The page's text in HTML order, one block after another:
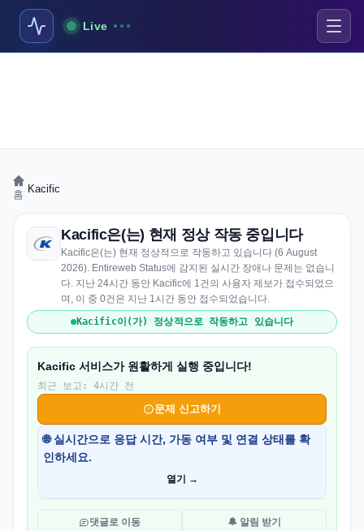
Live
홈 Kacific
Kacific은(는) 현재 정상 작동 중입니다
Kacific은(는) 현재 정상적으로 작동하고 있습니다 (6 August
2026). Entireweb Status에 감지된 실시간 장애나 문제는 없습니
다. 지난 24시간 동안 Kacific에 1건의 사용자 제보가 접수되었으
며, 이 중 0건은 지난 1시간 동안 접수되었습니다.
Kacific이(가) 정상적으로 작동하고 있습니다
Kacific 서비스가 원활하게 실행 중입니다!
최근 보고: 4시간 전
문제 신고하기
🌐 실시간으로 응답 시간, 가동 여부 및 연결 상태를 확
인하세요.
열기 →
댓글로 이동 🔔 알림 받기